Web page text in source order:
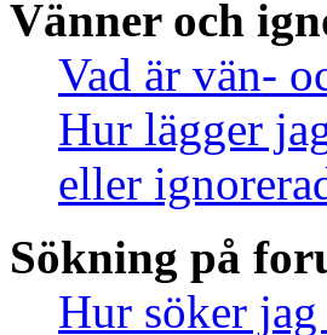
Vänner och
Vad är vän-
Hur lägger
eller
Sökning på
Hur söker